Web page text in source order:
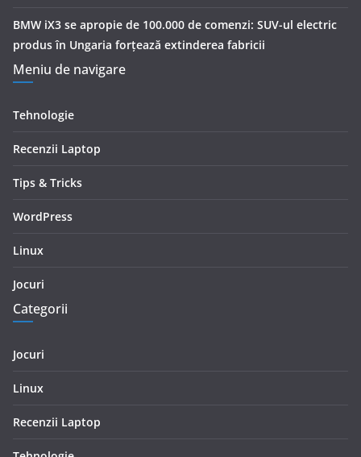
BMW iX3 se apropie de 100.000 de comenzi: SUV-ul electric
produs în Ungaria forțează extinderea fabricii
Meniu de navigare
Tehnologie
Recenzii Laptop
Tips & Tricks
WordPress
Linux
Jocuri
Categorii
Jocuri
Linux
Recenzii Laptop